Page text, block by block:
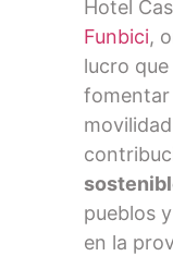
Hotel
Funbici,
lucro
fomentar
pueblos
en la